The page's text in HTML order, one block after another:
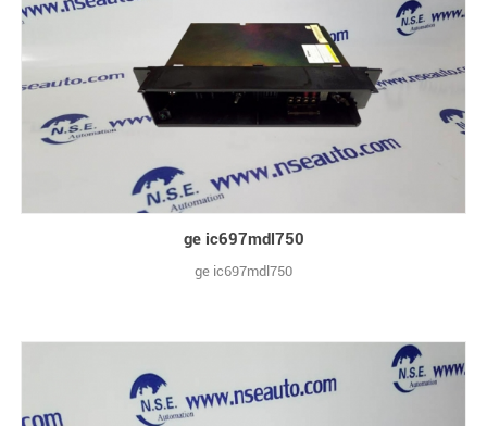
ge ic697mdl750
ge ic697mdl750